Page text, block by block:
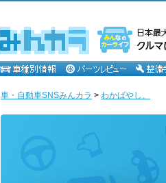
車・自動車SNSみんカラ > わかばやし、